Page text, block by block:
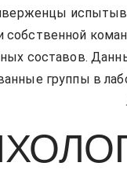
собственной
составов.
группы в